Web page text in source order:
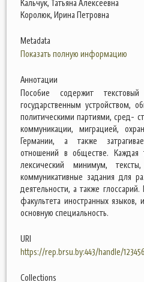
Кальчук, Татьяна Алексеевна
Королюк, Ирина Петровна
Metadata
Показать полную информацию
Аннотации
Пособие содержит
государственным устройством,
политическими партиями, сред-
коммуникации, миграцией,
Германии, а также
отношений в обществе. Каждая
лексический минимум,
коммуникативные задания для
деятельности, а также
факультета иностранных
основную специальность.
URI
https://rep.brsu.by:443/handle/
Collections